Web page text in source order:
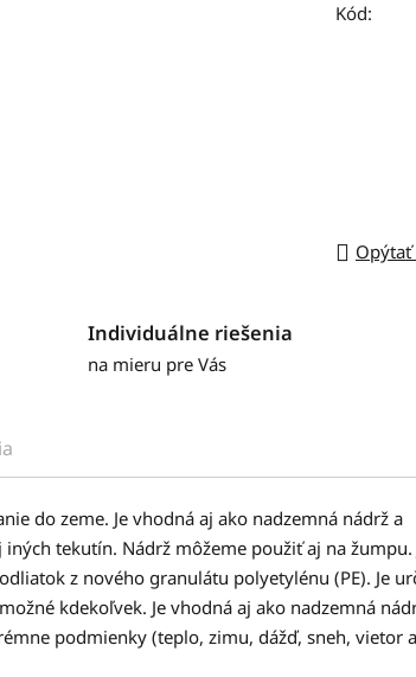
Kód:
Opýtať
Individuálne riešenia
na mieru pre Vás
do zeme. Je vhodná aj ako nadzemná nádrž a
tekutín. Nádrž môžeme použiť aj na žumpu.
z nového granulátu polyetylénu (PE). Je
kdekoľvek. Je vhodná aj ako nadzemná
podmienky (teplo, zimu, dážď, sneh, vietor